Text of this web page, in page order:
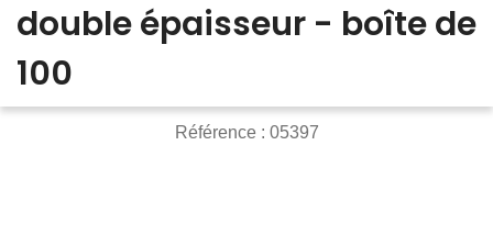
double épaisseur - boîte de
100
Référence : 05397